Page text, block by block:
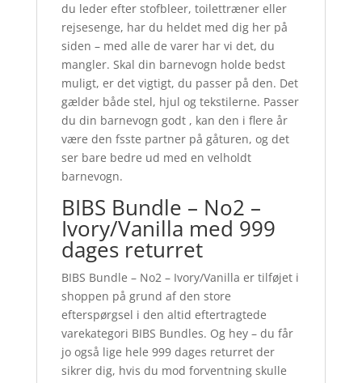
du leder efter stofbleer, toilettræner eller
rejsesenge, har du heldet med dig her på
siden – med alle de varer har vi det, du
mangler. Skal din barnevogn holde bedst
muligt, er det vigtigt, du passer på den. Det
gælder både stel, hjul og tekstilerne. Passer
du din barnevogn godt , kan den i flere år
være den fsste partner på gåturen, og det
ser bare bedre ud med en velholdt
barnevogn.
BIBS Bundle – No2 –
Ivory/Vanilla med 999
dages returret
BIBS Bundle – No2 – Ivory/Vanilla er tilføjet i
shoppen på grund af den store
efterspørgsel i den altid eftertragtede
varekategori BIBS Bundles. Og hey – du får
jo også lige hele 999 dages returret der
sikrer dig, hvis du mod forventning skulle